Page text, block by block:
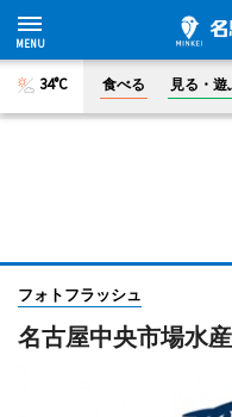
34°C 食べる 見る・遊
フォトフラッシュ
名古屋中央市場水